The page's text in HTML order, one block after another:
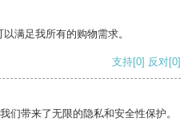
满足我所有的购物需求。
支持[0] 反对[0]
们带来了无限的隐私和安全性保护。